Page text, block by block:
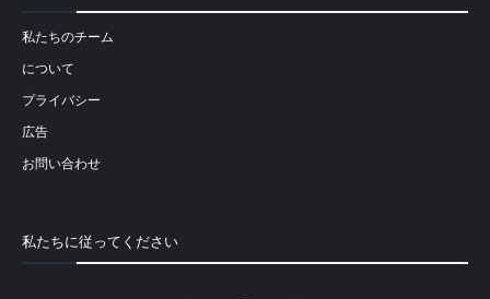
私たちのチーム
について
プライバシー
広告
お問い合わせ
私たちに従ってください